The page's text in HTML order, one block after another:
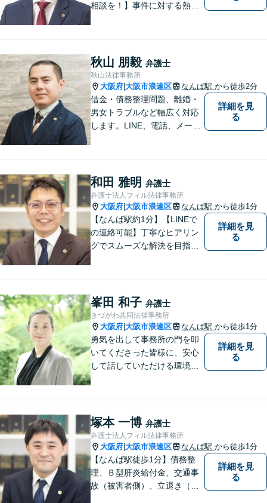
相談を！】事件に対する熱い
の弁護を大切にしておりま
す。【LINEやメールの問い合
わせ可】
秋山 朋毅 弁護士
秋山法律事務所
大阪府 大阪市浪速区 なんば駅 から徒歩2分
借金・債務整理問題、離婚・
男女トラブルなど幅広く対応
します。LINE、電話、メー
をできるだけ少なく！相談し
やすい環境づくりに努め、納
得できる解決を目指します！
詳細を見
る
和田 雅明 弁護士
弁護士法人フィル法律事務所
大阪府 大阪市浪速区 なんば駅 から徒歩1分
【なんば駅約1分】【LINEで
の連絡可能】丁寧なヒアリン
グでスムーズな解決を目指し
事故の被害に遭われた場合／
借金でお困りの方／相続トラ
ブルなどご相談ください【休
日相談可】
詳細を見
る
峯田 和子 弁護士
きづがわ共同法律事務所
大阪府 大阪市浪速区 なんば駅 から徒歩1分
勇気を出して事務所の門を叩
いてくださった皆様に、安心
して話していただける環境を
え、丁寧にサポートしてまい
ります。
詳細を見
る
塚本 一博 弁護士
弁護士法人フィル法律事務所
大阪府 大阪市浪速区 なんば駅 から徒歩1分
【なんば駅徒歩1分】債務整
理、Ｂ型肝炎給付金、交通事
故（被害者側）、立退き（借
詳細を見
る